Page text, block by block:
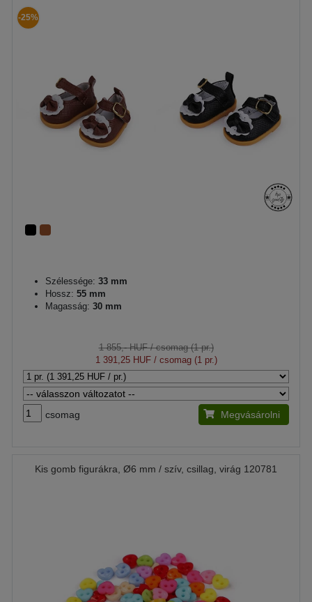
-25%
Szélessége: 33 mm
Hossz: 55 mm
Magasság: 30 mm
1 855,- HUF/ csomag (1 pr.)
1 391,25 HUF/ csomag (1 pr.)
csomag Megvásárolni
Kis gomb figurákra, Ø6 mm / szív, csillag, virág 120781